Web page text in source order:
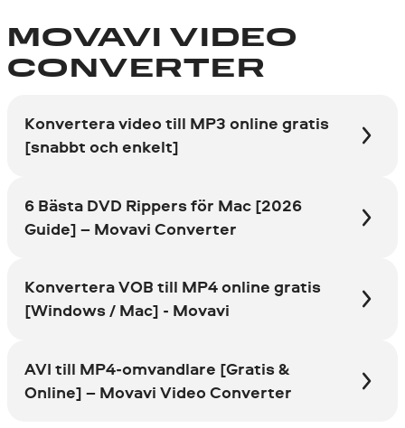
MOVAVI VIDEO
CONVERTER
Konvertera video till MP3 online gratis
[snabbt och enkelt]
6 Bästa DVD Rippers för Mac [2026
Guide] – Movavi Converter
Konvertera VOB till MP4 online gratis
[Windows / Mac] - Movavi
AVI till MP4-omvandlare [Gratis &
Online] – Movavi Video Converter